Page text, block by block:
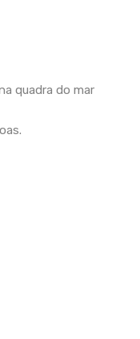
quadra do mar